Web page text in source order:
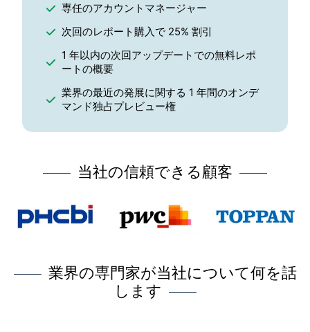
専任のアカウントマネージャー
次回のレポート購入で 25% 割引
1 年以内の次回アップデートでの無料レポ
ートの概要
業界の最近の発展に関する 1 年間のオンデ
マンド独占プレビュー権
当社の信頼できる顧客
業界の専門家が当社について何を話
します